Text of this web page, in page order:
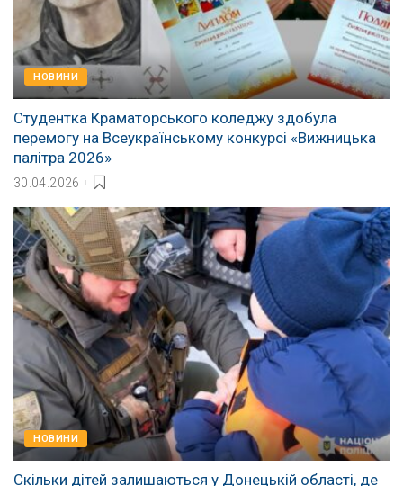
НОВИНИ
Студентка Краматорського коледжу здобула
перемогу на Всеукраїнському конкурсі «Вижницька
палітра 2026»
30.04.2026
НОВИНИ
Скільки дітей залишаються у Донецькій області, де